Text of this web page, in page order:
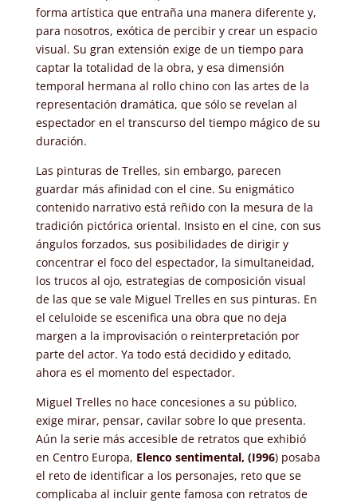
forma artística que entraña una manera diferente y,
para nosotros, exótica de percibir y crear un espacio
visual. Su gran extensión exige de un tiempo para
captar la totalidad de la obra, y esa dimensión
temporal hermana al rollo chino con las artes de la
representación dramática, que sólo se revelan al
espectador en el transcurso del tiempo mágico de su
duración.
Las pinturas de Trelles, sin embargo, parecen
guardar más afinidad con el cine. Su enigmático
contenido narrativo está reñido con la mesura de la
tradición pictórica oriental. Insisto en el cine, con sus
ángulos forzados, sus posibilidades de dirigir y
concentrar el foco del espectador, la simultaneidad,
los trucos al ojo, estrategias de composición visual
de las que se vale Miguel Trelles en sus pinturas. En
el celuloide se escenifica una obra que no deja
margen a la improvisación o reinterpretación por
parte del actor. Ya todo está decidido y editado,
ahora es el momento del espectador.
Miguel Trelles no hace concesiones a su público,
exige mirar, pensar, cavilar sobre lo que presenta.
Aún la serie más accesible de retratos que exhibió
en Centro Europa, Elenco sentimental, (I996) posaba
el reto de identificar a los personajes, reto que se
complicaba al incluir gente famosa con retratos de